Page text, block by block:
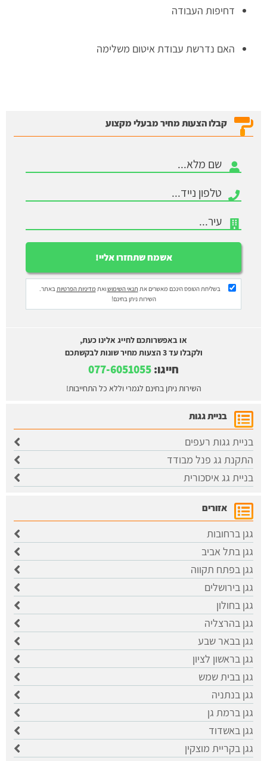
דחיפות העבודה
האם נדרשת עבודת איטום משלימה
קבלו הצעות מחיר מבעלי מקצוע
בשליחת הטופס הינכם מאשרים את תנאי השימושואת מדיניות הפרטיותבאתר.
השירות ניתן בחינם!
או באפשרותכם לחייג אלינו כעת,
ולקבלו עד 3 הצעות מחיר שונות לבקשתכם
חייגו:
השירות ניתן בחינם לגמרי וללא כל התחייבות!
בניית גגות
בניית גגות רעפים
התקנת גג פנל מבודד
בניית גג איסכורית
אזורים
גגן ברחובות
גגן בתל אביב
גגן בפתח תקווה
גגן בירושלים
גגן בחולון
גגן בהרצליה
גגן בבאר שבע
גגן בראשון לציון
גגן בבית שמש
גגן בנתניה
גגן ברמת גן
גגן באשדוד
גגן בקריית מוצקין